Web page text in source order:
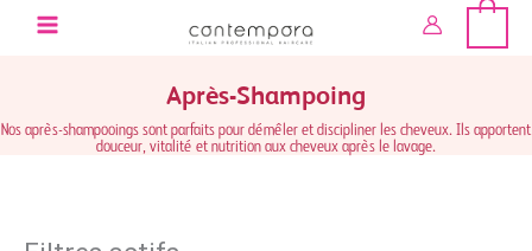
Après-Shampoing
Nos après-shampooings sont parfaits pour démêler et discipliner les cheveux. Ils apportent
douceur, vitalité et nutrition aux cheveux après le lavage.